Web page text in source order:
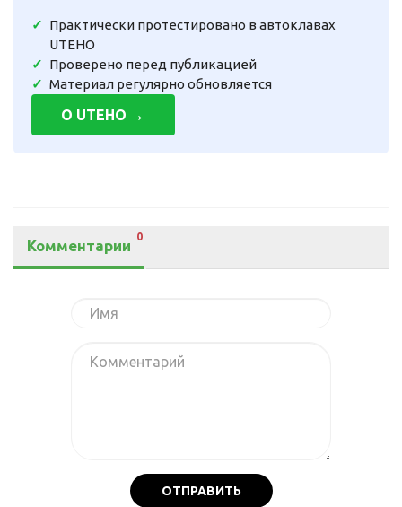
Практически протестировано в автоклавах
UTEHO
Проверено перед публикацией
Материал регулярно обновляется
О UTEHO →
Комментарии
0
ОТПРАВИТЬ